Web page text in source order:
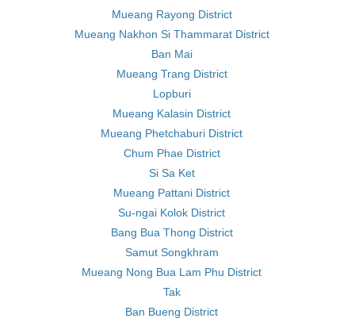
Mueang Rayong District
Mueang Nakhon Si Thammarat District
Ban Mai
Mueang Trang District
Lopburi
Mueang Kalasin District
Mueang Phetchaburi District
Chum Phae District
Si Sa Ket
Mueang Pattani District
Su-ngai Kolok District
Bang Bua Thong District
Samut Songkhram
Mueang Nong Bua Lam Phu District
Tak
Ban Bueng District